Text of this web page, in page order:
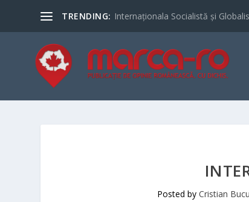
TRENDING: Internaționala Socialistă și
Posted byCristian